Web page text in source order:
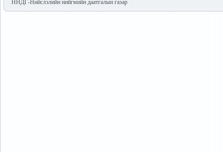
ННДГ-Нийслэлийн нийгмийн даатгалын газар